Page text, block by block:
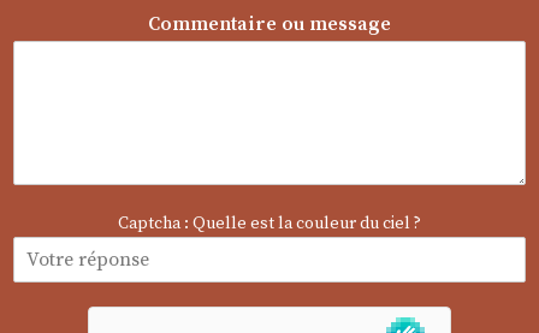
e
Commentaire ou message
Captcha : Quelle est la couleur du ciel ?